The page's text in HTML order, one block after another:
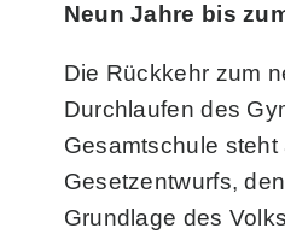
Neun Jahre bis
Die Rückkehr zum
Durchlaufen des
Gesamtschule
Gesetzentwurfs,
Grundlage des